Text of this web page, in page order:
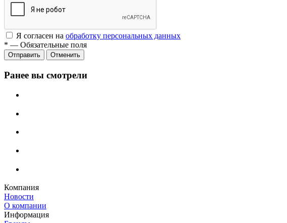
Я согласен на обработку персональных данных
* — Обязательные поля
Отменить
Ранее вы смотрели
Компания
Новости
О компании
Информация